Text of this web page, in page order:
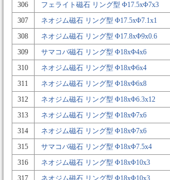
306
フェライト磁石 リング型 Φ17.5xΦ7x3
307
ネオジム磁石 リング型 Φ17.5xΦ7.1x1
308
ネオジム磁石 リング型 Φ17.8xΦ9x0.6
309
サマコバ磁石 リング型 Φ18xΦ4x6
310
ネオジム磁石 リング型 Φ18xΦ6x4
311
ネオジム磁石 リング型 Φ18xΦ6x8
312
ネオジム磁石 リング型 Φ18xΦ6.3x12
313
ネオジム磁石 リング型 Φ18xΦ7x6
314
ネオジム磁石 リング型 Φ18xΦ7x6
315
サマコバ磁石 リング型 Φ18xΦ7.5x4
316
ネオジム磁石 リング型 Φ18xΦ10x3
317
ネオジム磁石 リング型 Φ18xΦ10x3